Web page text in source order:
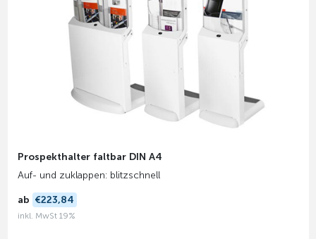
Prospekthalter faltbar DIN A4
Auf- und zuklappen: blitzschnell
ab €223,84
inkl. MwSt 19%